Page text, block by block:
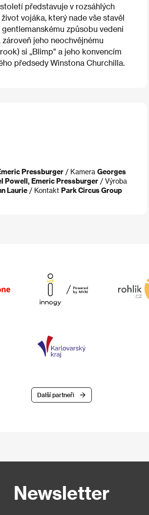
představuje v rozsáhlých
vojáka, který nade vše stavěl
způsobu vedení
jeho neochvějnému
si „Blimp" a jeho konvencím
předsedy Winstona Churchilla.
Pressburger / Kamera Georges
Powell, Emeric Pressburger / Výroba
Laurie / Kontakt Park Circus Group
Další partneři
Newsletter